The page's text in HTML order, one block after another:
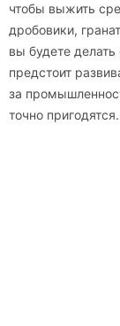
чтобы выжить
дробовики,
вы будете
предстоит
за
точно пригодятся.